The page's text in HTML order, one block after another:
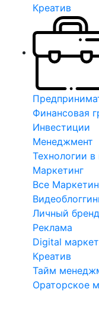
Креатив
Финансовая
Инвестиции
Менеджмент
Технологии
Маркетинг
Все
Личный бренд
Реклама
Digital
Креатив
Тайм
Ораторское